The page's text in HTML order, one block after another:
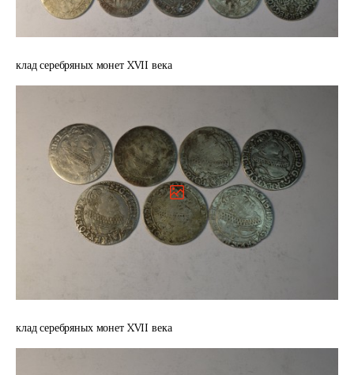
клад серебряных монет XVII века
клад серебряных монет XVII века